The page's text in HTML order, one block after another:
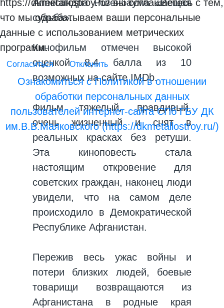
Александра Розенбаума «Вещая
судьба».
Кинофильм отмечен высокой
оценкой 8,4 балла из 10
возможных на сайте IMDb.
Фильм тяжелый, правдивый,
очень жизненный и снят в
реальных красках без ретуши.
Эта киноповесть стала
настоящим откровение для
советских граждан, наконец люди
увидели, что на самом деле
происходило в Демократической
Республике Афганистан.
Пережив весь ужас войны и
потери близких людей, боевые
товарищи возвращаются из
Афганистана в родные края
https://dkmetallostroy.ru/ вы соглашаетесь с тем,
что мы обрабатываем ваши персональные
данные с использованием метрических
программ.
Согласиться Отклонить
Ознакомиться с Политикой в отношении
обработки персональных данных
пользователей интернет-сайта СПб ГБУ ДК
им.В.В.Маяковского (https://dkmetallostroy.ru/)